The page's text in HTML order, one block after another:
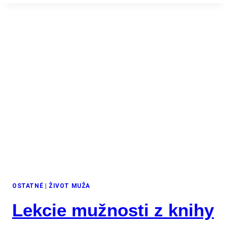
OSTATNÉ ŽIVOT MUŽA
Lekcie mužnosti z knihy